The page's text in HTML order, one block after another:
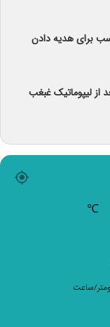
برای هدیه دادن
از لیپوماتیک غبغب
℃